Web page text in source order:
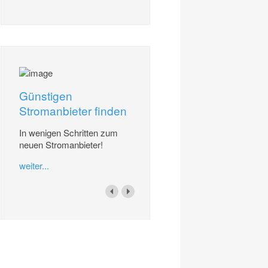
Günstigen
Stromanbieter finden
In wenigen Schritten zum
neuen Stromanbieter!
weiter...